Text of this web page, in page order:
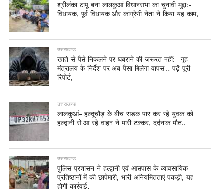
श्रीलंका टापू बना लालकुआं विधानसभा का चुनावी मुद्दा:-
विधायक, पूर्व विधायक और कांग्रेसी नेता ने किया यह काम,
उत्तराखण्ड
खाते से पैसे निकलने पर घबराने की जरूरत नहीं:- गृह
मंत्रालय के निर्देश पर अब पैसा मिलेगा वापस… पढ़ें पूरी
रिपोर्ट,
उत्तराखण्ड
लालकुआं- हल्दूचौड़ के बीच सड़क पार कर रहे युवक को
हल्द्वानी से आ रहे वाहन ने मारी टक्कर, दर्दनाक मौत..
उत्तराखण्ड
पुलिस प्रशासन ने हल्द्वानी एवं आसपास के व्यावसायिक
प्रतिष्ठानों में की छापेमारी, भारी अनियमितताएं पकड़ी, यह
होगी कार्रवाई,